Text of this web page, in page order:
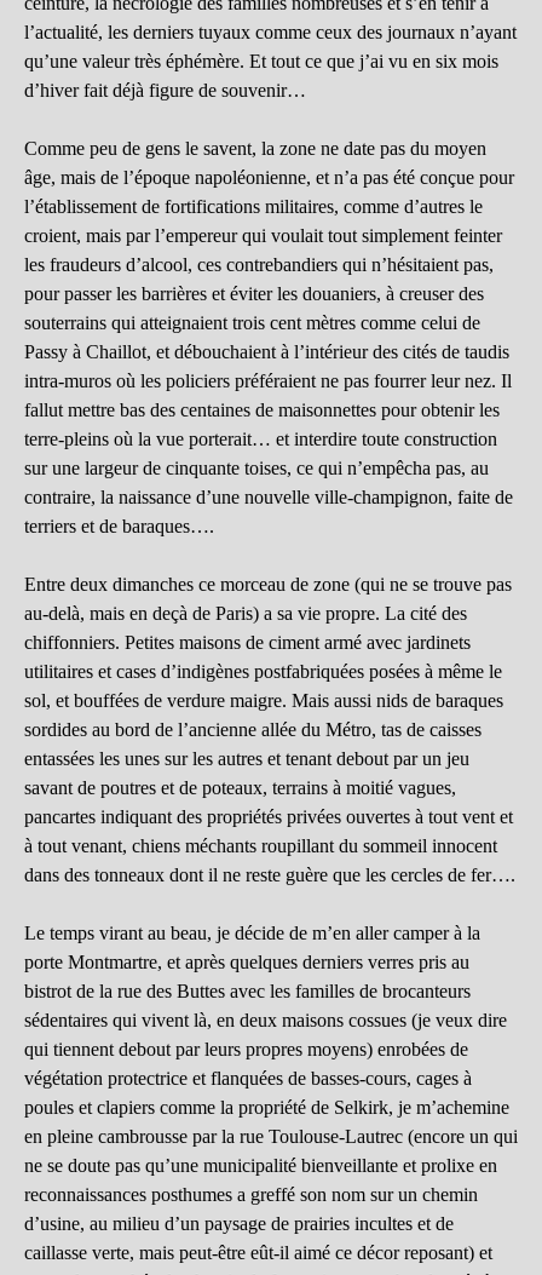
l’actualité, les derniers tuyaux comme ceux des journaux n’ayant
qu’une valeur très éphémère. Et tout ce que j’ai vu en six mois
d’hiver fait déjà figure de souvenir…
Comme peu de gens le savent, la zone ne date pas du moyen
âge, mais de l’époque napoléonienne, et n’a pas été conçue pour
l’établissement de fortifications militaires, comme d’autres le
croient, mais par l’empereur qui voulait tout simplement feinter
les fraudeurs d’alcool, ces contrebandiers qui n’hésitaient pas,
pour passer les barrières et éviter les douaniers, à creuser des
souterrains qui atteignaient trois cent mètres comme celui de
Passy à Chaillot, et débouchaient à l’intérieur des cités de taudis
intra-muros où les policiers préféraient ne pas fourrer leur nez. Il
fallut mettre bas des centaines de maisonnettes pour obtenir les
terre-pleins où la vue porterait… et interdire toute construction
sur une largeur de cinquante toises, ce qui n’empêcha pas, au
contraire, la naissance d’une nouvelle ville-champignon, faite de
terriers et de baraques….
Entre deux dimanches ce morceau de zone (qui ne se trouve pas
au-delà, mais en deçà de Paris) a sa vie propre. La cité des
chiffonniers. Petites maisons de ciment armé avec jardinets
utilitaires et cases d’indigènes postfabriquées posées à même le
sol, et bouffées de verdure maigre. Mais aussi nids de baraques
sordides au bord de l’ancienne allée du Métro, tas de caisses
entassées les unes sur les autres et tenant debout par un jeu
savant de poutres et de poteaux, terrains à moitié vagues,
pancartes indiquant des propriétés privées ouvertes à tout vent et
à tout venant, chiens méchants roupillant du sommeil innocent
dans des tonneaux dont il ne reste guère que les cercles de fer….
Le temps virant au beau, je décide de m’en aller camper à la
porte Montmartre, et après quelques derniers verres pris au
bistrot de la rue des Buttes avec les familles de brocanteurs
sédentaires qui vivent là, en deux maisons cossues (je veux dire
qui tiennent debout par leurs propres moyens) enrobées de
végétation protectrice et flanquées de basses-cours, cages à
poules et clapiers comme la propriété de Selkirk, je m’achemine
en pleine cambrousse par la rue Toulouse-Lautrec (encore un qui
ne se doute pas qu’une municipalité bienveillante et prolixe en
reconnaissances posthumes a greffé son nom sur un chemin
d’usine, au milieu d’un paysage de prairies incultes et de
caillasse verte, mais peut-être eût-il aimé ce décor reposant) et